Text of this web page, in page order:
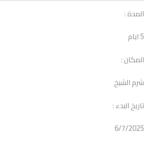
المدة :
5 ايام
المكان :
شرم الشيخ
تاريخ البدء :
6/7/2025